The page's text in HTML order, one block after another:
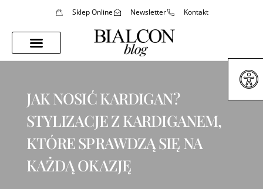
Sklep Online Newsletter Kontakt
JAK NOSIĆ KARDIGAN?
STYLIZACJE Z KARDIGANEM,
KTÓRE SPRAWDZĄ SIĘ NA
KAŻDĄ OKAZJĘ